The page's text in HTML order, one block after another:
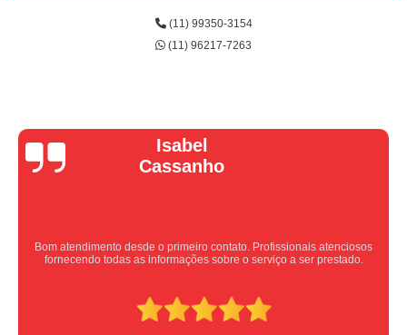
(11) 99350-3154
(11) 96217-7263
Vera Maria
Equipe nota 10, trabalho rápido com excelência , super organizados.
Super indico.